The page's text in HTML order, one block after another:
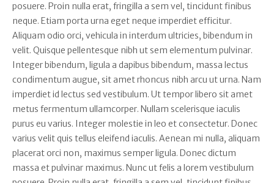
posuere. Proin nulla erat, fringilla a sem vel, tincidunt finibus
neque. Etiam porta urna eget neque imperdiet efficitur.
Aliquam odio orci, vehicula in interdum ultricies, bibendum in
velit. Quisque pellentesque nibh ut sem elementum pulvinar.
Integer bibendum, ligula a dapibus bibendum, massa lectus
condimentum augue, sit amet rhoncus nibh arcu ut urna. Nam
imperdiet id lectus sed vestibulum. Ut tempor libero sit amet
metus fermentum ullamcorper. Nullam scelerisque iaculis
purus eu varius. Integer molestie in leo et consectetur. Donec
varius velit quis tellus eleifend iaculis. Aenean mi nulla, aliquam
placerat orci non, maximus semper ligula. Donec dictum
massa et pulvinar maximus. Nunc ut felis a lorem vestibulum